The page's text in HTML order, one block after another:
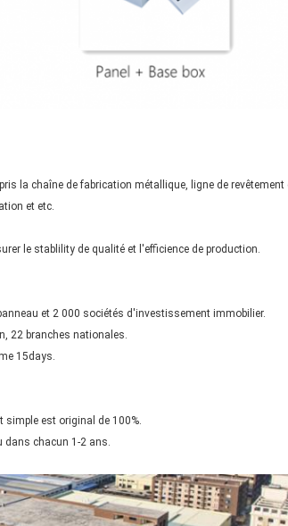
la chaîne de fabrication métallique, ligne de revêtement
et etc.
le stablility de qualité et l'efficience de production.
et 2 000 sociétés d'investissement immobilier.
22 branches nationales.
15days.
simple est original de 100%.
dans chacun 1-2 ans.